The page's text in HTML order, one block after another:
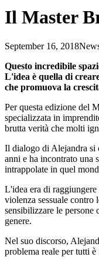
Il Master
September 16, 2018
Questo incredibile
L'idea è quella di
che promuova la
Per questa edizione del
specializzata in
brutta verità che molti
Il dialogo di Alejandra si
anni e ha incontrato una
intrappolate in quel
L'idea era di
violenza sessuale contro
sensibilizzare le persone
genere.
Nel suo discorso,
problema reale per tutti